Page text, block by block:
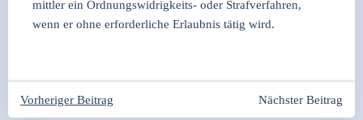
mitt­ler ein Ord­nungs­wid­rig­keits- oder Straf­ver­fah­ren,
wenn er ohne erfor­der­li­che Erlaub­nis tätig wird.
Beitragsnavigation
Vorheriger Beitrag Beitragsnavigation
Nächster Beitrag